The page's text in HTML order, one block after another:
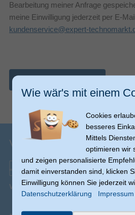
Bearbeitung meiner Anfrage
meine Einwilligung jederzeit per E-
kundenservice@expert-
Versandinfos
Versand ab € 0,00(Ausnahmen möglich)
Wie wär's mit einem
Cookies
besseres
Mittels
optimieren wir
und zeigen personalisierte
damit einverstanden sind, klicken
Einwilligung können Sie jederzeit
Datenschutzerklärung
Impressum